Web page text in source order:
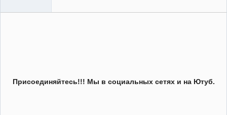
Присоединяйтесь!!! Мы в социальных сетях и на Ютуб.